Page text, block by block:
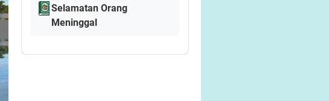
Selamatan Orang
Meninggal